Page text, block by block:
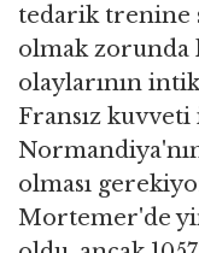
tedarik trenine
olmak zorunda
olaylarının
Fransız
olması
Mortemer'de